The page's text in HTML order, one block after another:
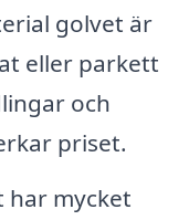
golvet är
eller parkett
och
priset.
har mycket